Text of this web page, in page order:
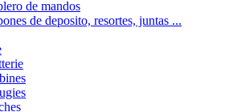
de mandos
de deposito, resortes, juntas ...